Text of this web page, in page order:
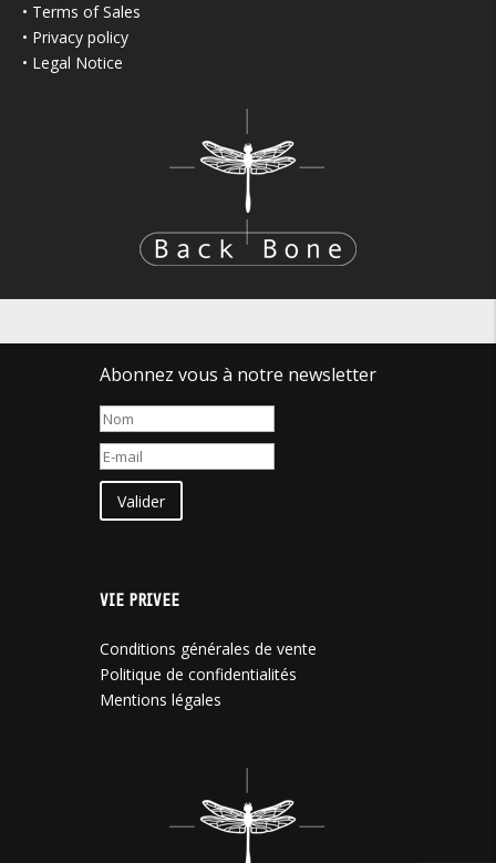
• Terms of Sales
• Privacy policy
• Legal Notice
Abonnez vous à notre newsletter
Valider
VIE PRIVEE
Conditions générales de vente
Politique de confidentialités
Mentions légales